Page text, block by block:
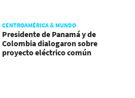
CENTROAMÉRICA & MUNDO
Presidente de Panamá y de
Colombia dialogaron sobre
proyecto eléctrico común